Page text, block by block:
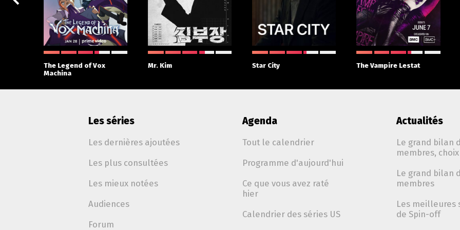
The Legend of Vox
Machina
Mr. Kim Star City The Vampire Lestat
Les séries
Les dernières ajoutées
Les plus consultées
Les mieux notées
Audiences
Forum
Agenda
Tout le calendrier
Programme d'aujourd'hui
Ce que vous avez raté
hier
Calendrier des séries US
Actualités
Le grand bilan
membres,
Le grand bilan
membres
Les meilleures
de Spin-off